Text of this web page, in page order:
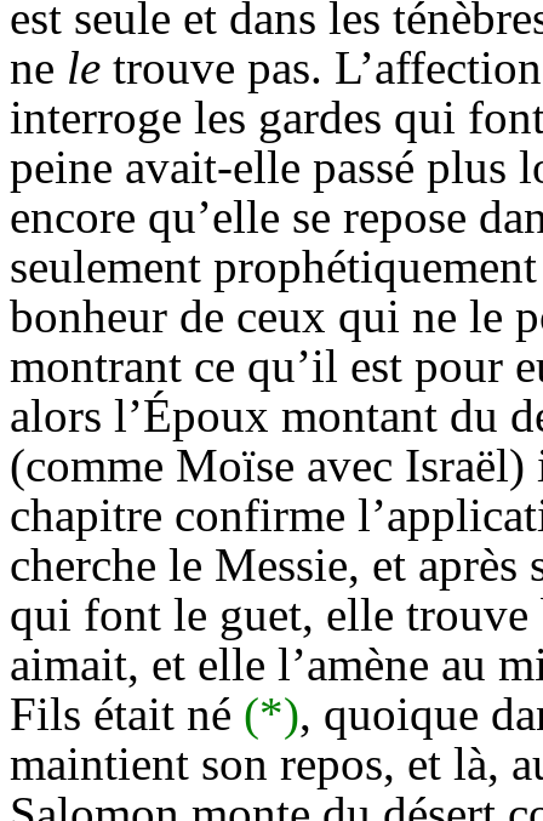
est seule et dans les
ne le trouve pas.
interroge les gardes qui
peine avait-elle passé plus
encore qu’elle se repose
seulement
bonheur de ceux qui ne le
montrant ce qu’il est pour
alors l’Époux montant du
(comme Moïse avec
chapitre confirme
cherche le Messie, et après
qui font le guet, elle
aimait, et elle l’amène au
Fils était né (*), quoique
maintient son repos, et là,